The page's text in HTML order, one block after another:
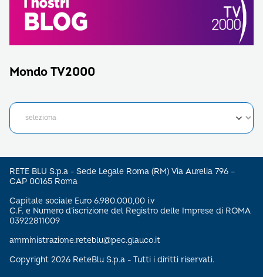
Mondo TV2000
RETE BLU S.p.a - Sede Legale Roma (RM) Via Aurelia 796 –
CAP 00165 Roma
Capitale sociale Euro 6.980.000,00 i.v
C.F. e Numero d’iscrizione del Registro delle Imprese di ROMA
03922811009
amministrazione.reteblu@pec.glauco.it
Copyright 2026 ReteBlu S.p.a - Tutti i diritti riservati.